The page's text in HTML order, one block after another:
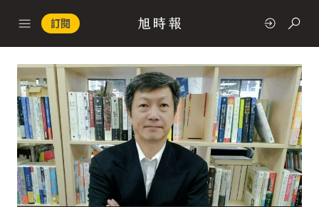
訂閱
快速連結
政治
經濟